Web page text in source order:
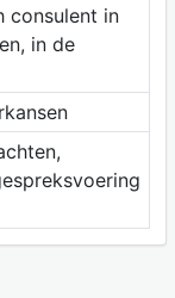
consulent in
in de